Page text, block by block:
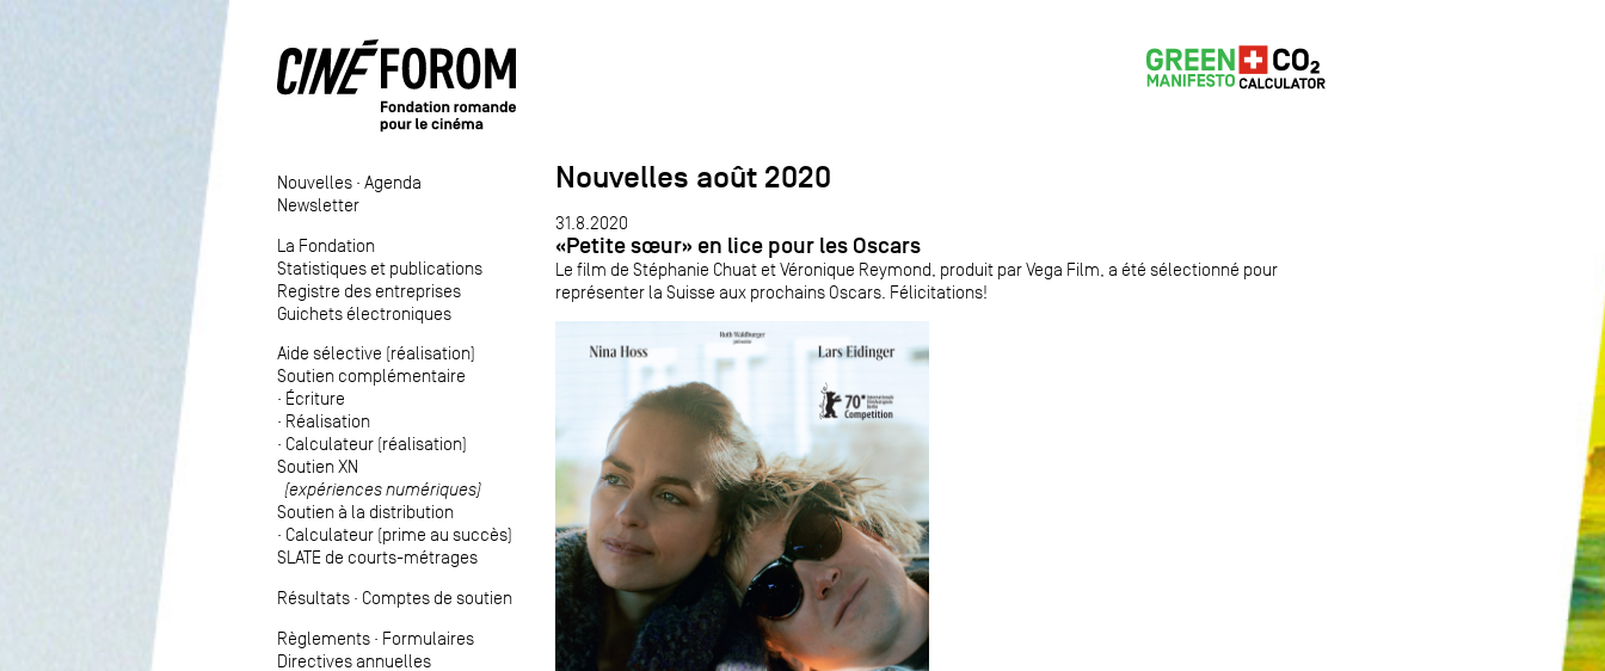
Nouvelles · Agenda
Newsletter
La Fondation
Statistiques et publications
Registre des entreprises
Guichets électroniques
Aide sélective (réalisation)
Soutien complémentaire
· Écriture
· Réalisation
· Calculateur (réalisation)
Soutien XN
(expériences numériques)
Soutien à la distribution
· Calculateur (prime au succès)
SLATE de courts-métrages
Résultats · Comptes de soutien
Règlements · Formulaires
Directives annuelles
Nouvelles août 2020
31.8.2020
«Petite sœur» en lice pour les Oscars
Le film de Stéphanie Chuat et Véronique Reymond, produit par Vega Film, a été sélectionné pour
représenter la Suisse aux prochains Oscars. Félicitations!